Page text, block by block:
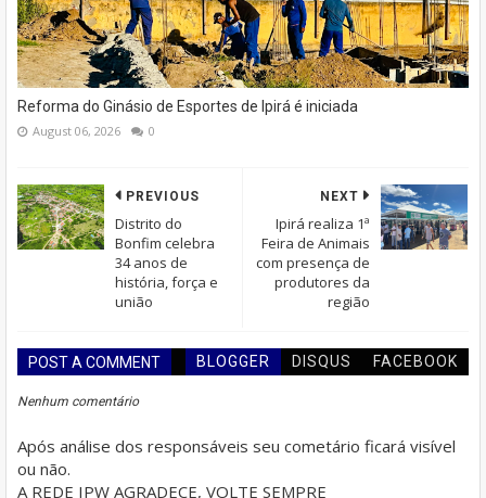
Reforma do Ginásio de Esportes de Ipirá é iniciada
August 06, 2026 0
NEXT
Ipirá realiza 1ª
Feira de Animais
com presença de
produtores da
região
PREVIOUS
Distrito do
Bonfim celebra
34 anos de
história, força e
união
POST A COMMENT BLOGGER DISQUS FACEBOOK
Nenhum comentário
Após análise dos responsáveis seu cometário ficará visível
ou não.
A REDE IPW AGRADECE, VOLTE SEMPRE